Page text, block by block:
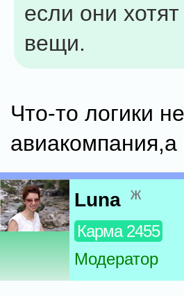
если они
вещи.
Что-то логики
Luna ж
Карма 2455
Модератор